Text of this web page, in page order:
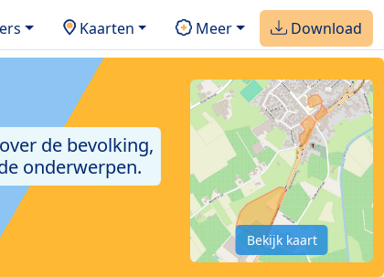
Kaarten Meer Download
de bevolking,
onderwerpen.
Bekijk kaart